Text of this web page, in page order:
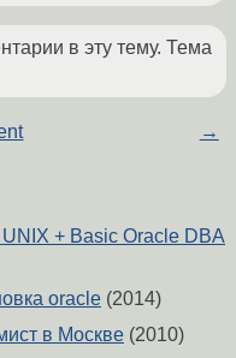
в эту тему. Тема
→
+ Basic Oracle DBA
oracle (2014)
в Москве (2010)